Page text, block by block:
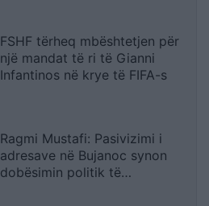
FSHF tërheq mbështetjen për
një mandat të ri të Gianni
Infantinos në krye të FIFA-s
Ragmi Mustafi: Pasivizimi i
adresave në Bujanoc synon
dobësimin politik të